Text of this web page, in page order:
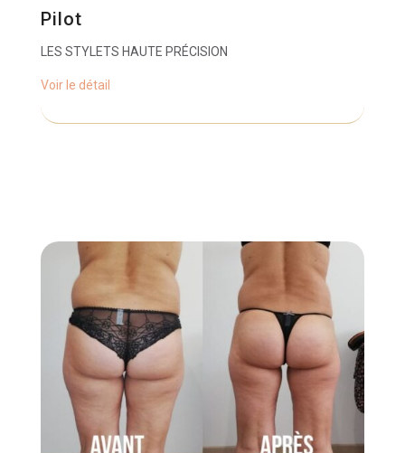
Pilot
LES STYLETS HAUTE PRÉCISION
Voir le détail